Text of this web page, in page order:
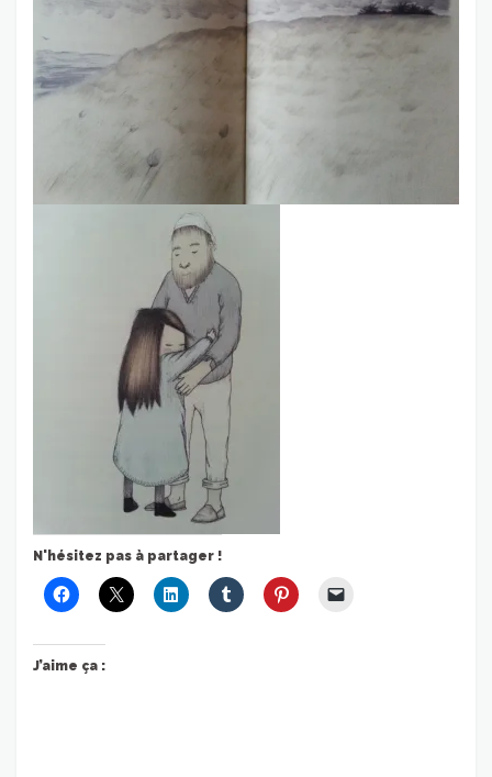
N'hésitez pas à partager !
J’aime ça :